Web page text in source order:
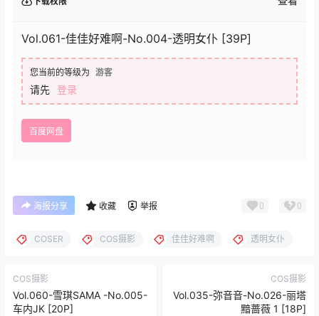
Vol.061-佳佳好难啊-No.004-透明女仆 [39P]
您当前的等级为 游客
请先 登录
百度网盘
海报分享 收藏 举报 0 0
COSER COS摄影 佳佳好难啊 透明女仆
COS摄影
Vol.060-雪琪SAMA -No.005-
车内JK [20P]
COS摄影
Vol.035-弥音音-No.026-丽塔
黯蔷薇 1 [18P]